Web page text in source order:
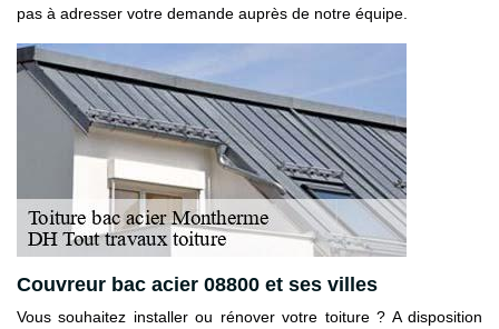
pas à adresser votre demande auprès de notre équipe.
Couvreur bac acier 08800 et ses villes
Vous souhaitez installer ou rénover votre toiture ? A disposition